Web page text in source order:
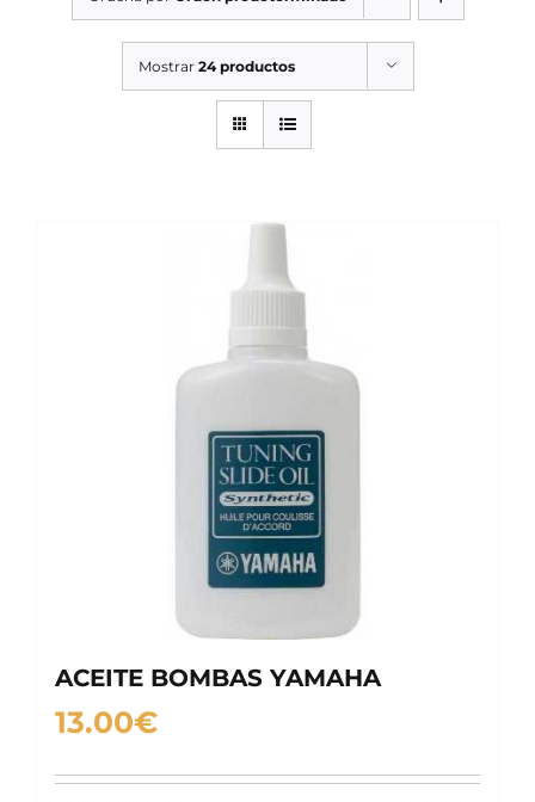
SERVICIOS TALLER
SERVICIOS TALLER
Mostrar 24 productos
ACEITE BOMBAS YAMAHA
13.00€